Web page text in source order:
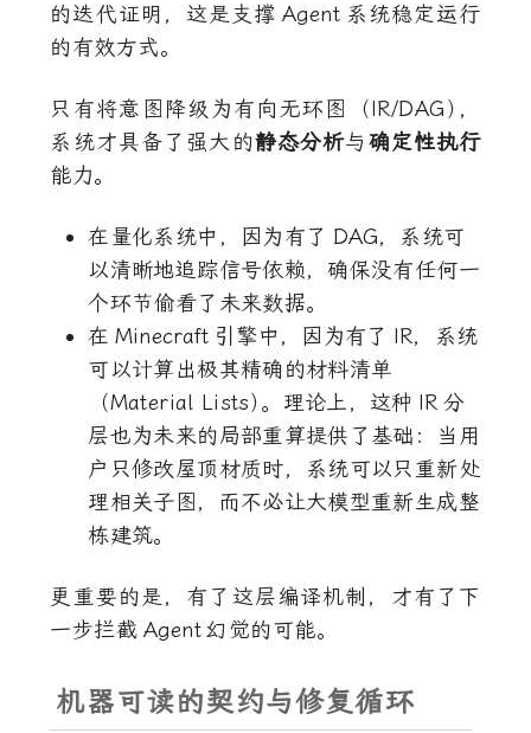
的迭代证明，这是支撑 Agent 系统稳定运行
的有效方式。
只有将意图降级为有向无环图（IR/DAG），
系统才具备了强大的静态分析与确定性执行
能力。
在量化系统中，因为有了 DAG，系统可
以清晰地追踪信号依赖，确保没有任何一
个环节偷看了未来数据。
在 Minecraft 引擎中，因为有了 IR，系统
可以计算出极其精确的材料清单
（Material Lists）。理论上，这种 IR 分
层也为未来的局部重算提供了基础：当用
户只修改屋顶材质时，系统可以只重新处
理相关子图，而不必让大模型重新生成整
栋建筑。
更重要的是，有了这层编译机制，才有了下
一步拦截 Agent 幻觉的可能。
机器可读的契约与修复循环